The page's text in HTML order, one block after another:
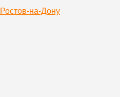
Ростов-на-Дону